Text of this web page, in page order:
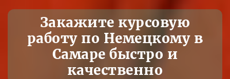
Закажите курсовую
работу по Немецкому в
Самаре быстро и
качественно